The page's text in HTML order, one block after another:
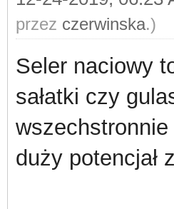
przez czerwinska.)
Seler naciowy
sałatki czy
duży potencjał